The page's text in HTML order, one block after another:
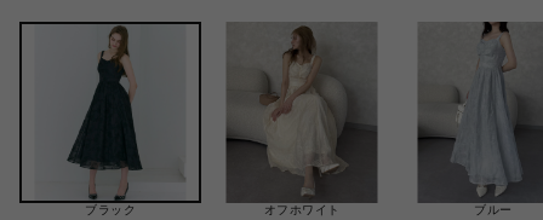
ブラック オフホワイト ブルー